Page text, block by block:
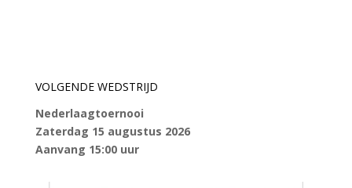
VOLGENDE WEDSTRIJD
Nederlaagtoernooi
Zaterdag 15 augustus 2026
Aanvang 15:00 uur